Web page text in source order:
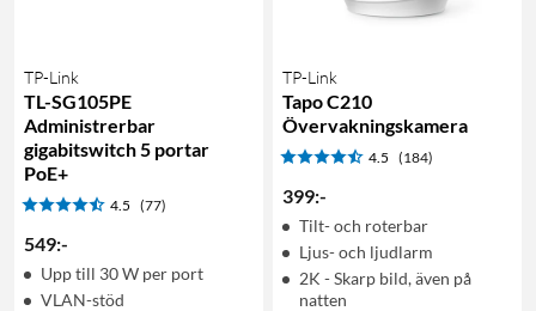
TP-Link
TL-SG105PE
Administrerbar
gigabitswitch 5 portar
PoE+
4.5 (77)
549:-
Upp till 30 W per port
VLAN-stöd
TP-Link
Tapo C210
Övervakningskamera
4.5 (184)
399:-
Tilt- och roterbar
Ljus- och ljudlarm
2K - Skarp bild, även på
natten